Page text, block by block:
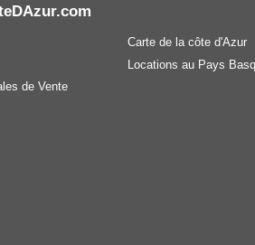
de Vente
Carte de la côte d'Azur
Locations au Pays